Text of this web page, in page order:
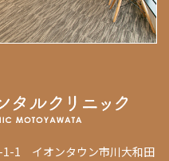
1-1 イオンタウン市川大和田